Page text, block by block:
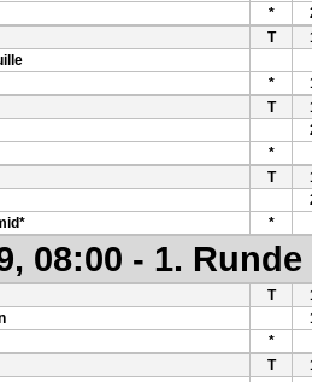
*
T
*
T
*
T
*
08:00 - 1. Runde
T
*
T